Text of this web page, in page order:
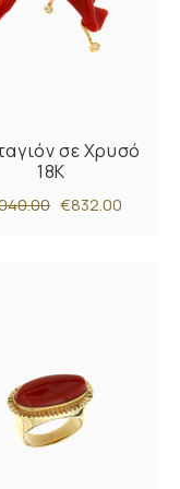
σε Χρυσό
18K
€832.00